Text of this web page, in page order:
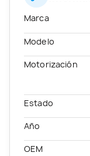
Marca
Modelo
Motorización
Estado
Año
OEM